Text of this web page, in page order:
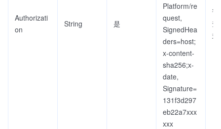
Authorizati
on
String 是
Platform/re
quest,
SignedHea
ders=host;
x-content-
sha256;x-
date,
Signature=
131f3d297
eb22a7xxx
xxx
详
查
式